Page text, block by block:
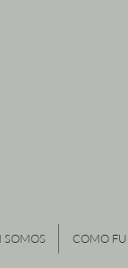
SOMOS COMO